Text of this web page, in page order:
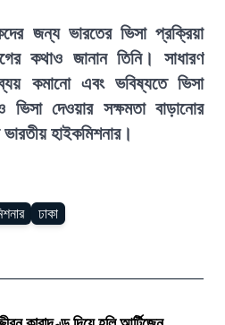
জন্য ভারতের ভিসা প্রক্রিয়া
কথাও জানান তিনি। সাধারণ
কমানো এবং ভবিষ্যতে ভিসা
দেওয়ার সক্ষমতা বাড়ানোর
ভারতীয় হাইকমিশনার।
ঢাকা